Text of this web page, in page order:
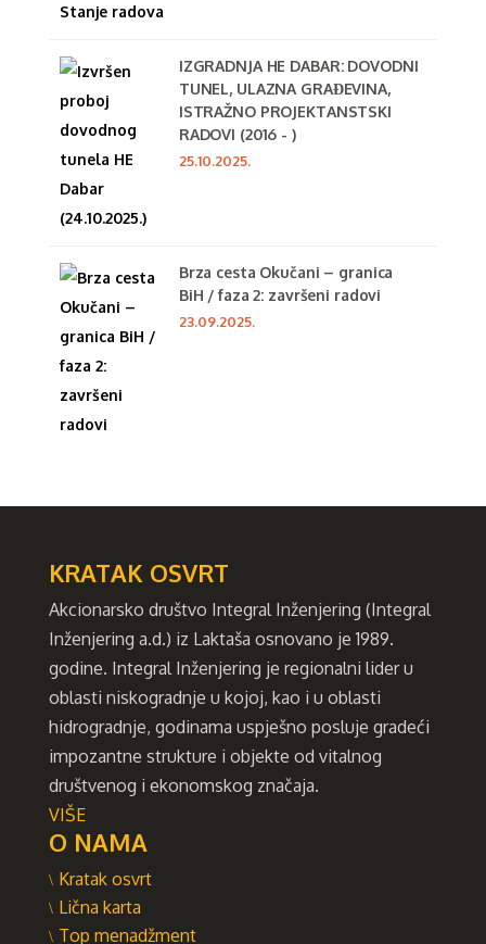
IZGRADNJA HE DABAR: DOVODNI
TUNEL, ULAZNA GRAĐEVINA,
ISTRAŽNO PROJEKTANSTSKI
RADOVI (2016 - )
25.10.2025.
Brza cesta Okučani – granica
BiH / faza 2: završeni radovi
23.09.2025.
KRATAK OSVRT
Akcionarsko društvo Integral Inženjering (Integral
Inženjering a.d.) iz Laktaša osnovano je 1989.
godine. Integral Inženjering je regionalni lider u
oblasti niskogradnje u kojoj, kao i u oblasti
hidrogradnje, godinama uspješno posluje gradeći
impozantne strukture i objekte od vitalnog
društvenog i ekonomskog značaja.
VIŠE
O NAMA
Kratak osvrt
Lična karta
Top menadžment